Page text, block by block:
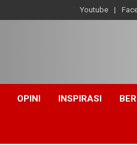
Youtube
OPINI INSPIRASI